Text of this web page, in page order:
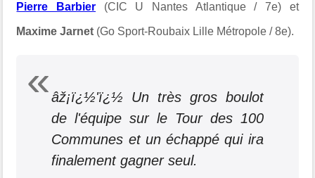
Pierre Barbier (CIC U Nantes Atlantique / 7e) et
Maxime Jarnet (Go Sport-Roubaix Lille Métropole / 8e).
âž¡ï¿½'ï¿½ Un très gros boulot
de l'équipe sur le Tour des 100
Communes et un échappé qui ira
finalement gagner seul.